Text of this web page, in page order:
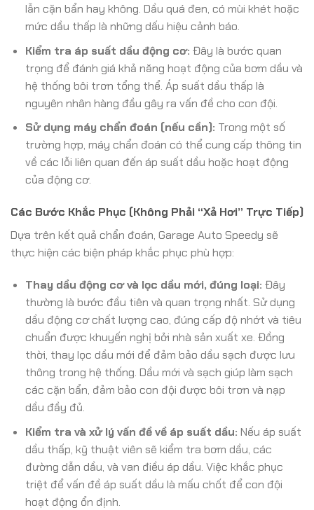
lẫn cặn bẩn hay không. Dầu quá đen, có mùi khét hoặc
mức dầu thấp là những dấu hiệu cảnh báo.
Kiểm tra áp suất dầu động cơ: Đây là bước quan
trọng để đánh giá khả năng hoạt động của bơm dầu và
hệ thống bôi trơn tổng thể. Áp suất dầu thấp là
nguyên nhân hàng đầu gây ra vấn đề cho con đội.
Sử dụng máy chẩn đoán (nếu cần): Trong một số
trường hợp, máy chẩn đoán có thể cung cấp thông tin
về các lỗi liên quan đến áp suất dầu hoặc hoạt động
của động cơ.
Các Bước Khắc Phục (Không Phải “Xả Hơi” Trực Tiếp)
Dựa trên kết quả chẩn đoán, Garage Auto Speedy sẽ
thực hiện các biện pháp khắc phục phù hợp:
Thay dầu động cơ và lọc dầu mới, đúng loại: Đây
thường là bước đầu tiên và quan trọng nhất. Sử dụng
dầu động cơ chất lượng cao, đúng cấp độ nhớt và tiêu
chuẩn được khuyến nghị bởi nhà sản xuất xe. Đồng
thời, thay lọc dầu mới để đảm bảo dầu sạch được lưu
thông trong hệ thống. Dầu mới và sạch giúp làm sạch
các cặn bẩn, đảm bảo con đội được bôi trơn và nạp
dầu đầy đủ.
Kiểm tra và xử lý vấn đề về áp suất dầu: Nếu áp suất
dầu thấp, kỹ thuật viên sẽ kiểm tra bơm dầu, các
đường dẫn dầu, và van điều áp dầu. Việc khắc phục
triệt để vấn đề áp suất dầu là mấu chốt để con đội
hoạt động ổn định.